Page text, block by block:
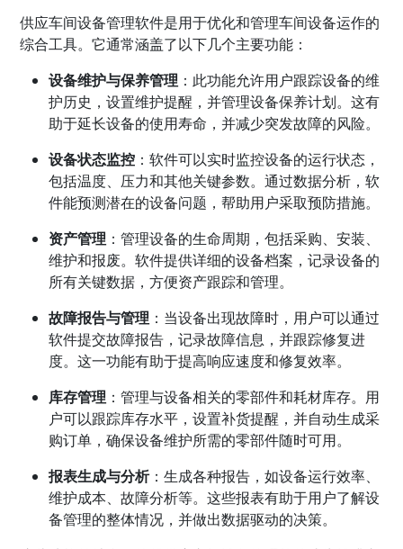
供应车间设备管理软件是用于优化和管理车间设备运作的
综合工具。它通常涵盖了以下几个主要功能：
设备维护与保养管理 ：此功能允许用户跟踪设备的维
护历史，设置维护提醒，并管理设备保养计划。这有
助于延长设备的使用寿命，并减少突发故障的风险。
设备状态监控 ：软件可以实时监控设备的运行状态，
包括温度、压力和其他关键参数。通过数据分析，软
件能预测潜在的设备问题，帮助用户采取预防措施。
资产管理 ：管理设备的生命周期，包括采购、安装、
维护和报废。软件提供详细的设备档案，记录设备的
所有关键数据，方便资产跟踪和管理。
故障报告与管理 ：当设备出现故障时，用户可以通过
软件提交故障报告，记录故障信息，并跟踪修复进
度。这一功能有助于提高响应速度和修复效率。
库存管理 ：管理与设备相关的零部件和耗材库存。用
户可以跟踪库存水平，设置补货提醒，并自动生成采
购订单，确保设备维护所需的零部件随时可用。
报表生成与分析：生成各种报告，如设备运行效率、
维护成本、故障分析等。这些报表有助于用户了解设
备管理的整体情况，并做出数据驱动的决策。